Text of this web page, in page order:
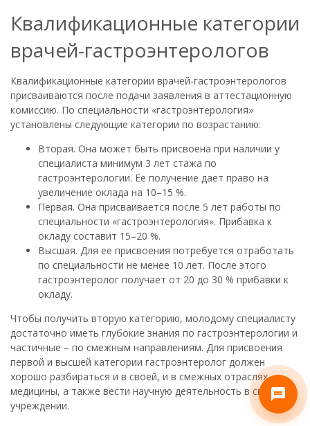
Квалификационные категории
врачей-гастроэнтерологов
Квалификационные категории врачей-гастроэнтерологов
присваиваются после подачи заявления в аттестационную
комиссию. По специальности «гастроэнтерология»
установлены следующие категории по возрастанию:
Вторая. Она может быть присвоена при наличии у
специалиста минимум 3 лет стажа по
гастроэнтерологии. Ее получение дает право на
увеличение оклада на 10–15 %.
Первая. Она присваивается после 5 лет работы по
специальности «гастроэнтерология». Прибавка к
окладу составит 15–20 %.
Высшая. Для ее присвоения потребуется отработать
по специальности не менее 10 лет. После этого
гастроэнтеролог получает от 20 до 30 % прибавки к
окладу.
Чтобы получить вторую категорию, молодому специалисту
достаточно иметь глубокие знания по гастроэнтерологии и
частичные – по смежным направлениям. Для присвоения
первой и высшей категории гастроэнтеролог должен
хорошо разбираться и в своей, и в смежных отраслях
медицины, а также вести научную деятельность в своем
учреждении.